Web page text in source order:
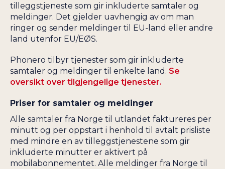
tilleggstjeneste som gir inkluderte samtaler og
meldinger. Det gjelder uavhengig av om man
ringer og sender meldinger til EU-land eller andre
land utenfor EU/EØS.
Phonero tilbyr tjenester som gir inkluderte
samtaler og meldinger til enkelte land. Se
oversikt over tilgjengelige tjenester.
Priser for samtaler og meldinger
Alle samtaler fra Norge til utlandet faktureres per
minutt og per oppstart i henhold til avtalt prisliste
med mindre en av tilleggstjenestene som gir
inkluderte minutter er aktivert på
mobilabonnementet. Alle meldinger fra Norge til